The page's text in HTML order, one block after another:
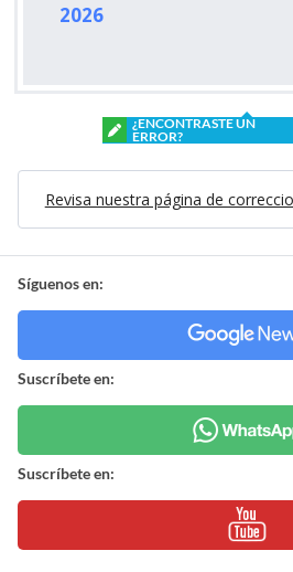
2026
¿ENCONTRASTE UN
ERROR?
Revisa nuestra página de
Síguenos en:
Suscríbete en:
Suscríbete en: